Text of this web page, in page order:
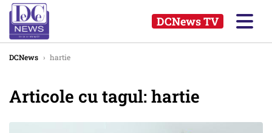
DCNews TV
DCNews › hartie
Articole cu tagul: hartie